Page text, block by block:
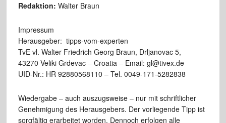
Redaktion: Walter Braun
Impressum
Herausgeber: tipps-vom-experten
TvE vl. Walter Friedrich Georg Braun, Drljanovac 5,
43270 Veliki Grđevac – Croatia – Email: gl@tivex.de
UID-Nr.: HR 92880568110 – Tel. 0049-171-5282838
Wiedergabe – auch auszugsweise – nur mit schriftlicher
Genehmigung des Herausgebers. Der vorliegende Tipp ist
sorgfältig erarbeitet worden. Dennoch erfolgen alle